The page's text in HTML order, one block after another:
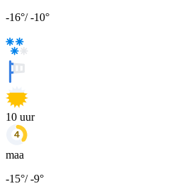
-16°/-10°
10 uur
maa
-15°/-9°